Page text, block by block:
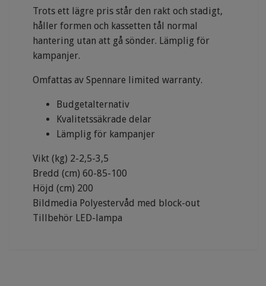
Trots ett lägre pris står den rakt och stadigt,
håller formen och kassetten tål normal
hantering utan att gå sönder. Lämplig för
kampanjer.
Omfattas av Spennare limited warranty.
Budgetalternativ
Kvalitetssäkrade delar
Lämplig för kampanjer
Vikt (kg) 2-2,5-3,5
Bredd (cm) 60-85-100
Höjd (cm) 200
Bildmedia Polyestervåd med block-out
Tillbehör LED-lampa